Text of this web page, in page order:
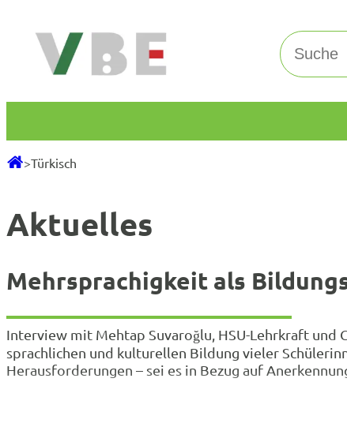
Inhalt
springen
Suchen
>Türkisch
Aktuelles
Mehrsprachigkeit als
Interview mit Mehtap Suvaroğlu, HSU-Lehrkraft und
sprachlichen und kulturellen Bildung vieler
Herausforderungen – sei es in Bezug auf